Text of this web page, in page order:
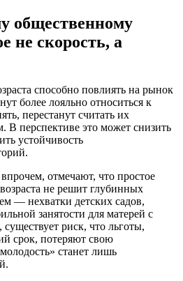
общественному
не скорость, а
способно повлиять на рынок
более лояльно относиться к
перестанут считать их
В перспективе это может снизить
устойчивость
отмечают, что простое
не решит глубинных
— нехватки детских садов,
занятости для матерей с
риск, что льготы,
срок, потеряют свою
станет лишь